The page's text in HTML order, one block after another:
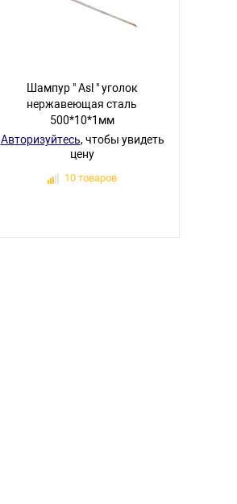
Шампур " Asl " уголок
нержавеющая сталь
500*10*1мм
Авторизуйтесь, чтобы увидеть
цену
10 товаров